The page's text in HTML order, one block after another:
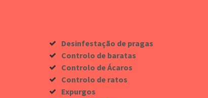
Desinfestação de pragas
Controlo de baratas
Controlo de Ácaros
Controlo de ratos
Expurgos